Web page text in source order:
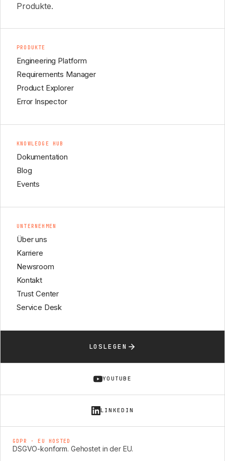
Produkte.
PRODUKTE
Engineering Platform
Requirements Manager
Product Explorer
Error Inspector
KNOWLEDGE HUB
Dokumentation
Blog
Events
UNTERNEHMEN
Über uns
Karriere
Newsroom
Kontakt
Trust Center
Service Desk
LOSLEGEN
YOUTUBE
LINKEDIN
GDPR · EU HOSTED
DSGVO-konform. Gehostet in der EU.